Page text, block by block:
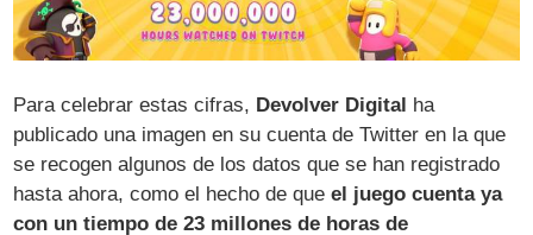
Para celebrar estas cifras, Devolver Digital ha
publicado una imagen en su cuenta de Twitter en la que
se recogen algunos de los datos que se han registrado
hasta ahora, como el hecho de queel juego cuenta ya
con un tiempo de 23 millones de horas de